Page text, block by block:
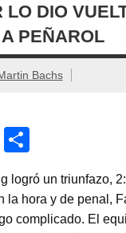
LO DIO
PEÑAROL
Bachs
F
m
p
logró un triunfazo,
la hora y de penal,
complicado. El